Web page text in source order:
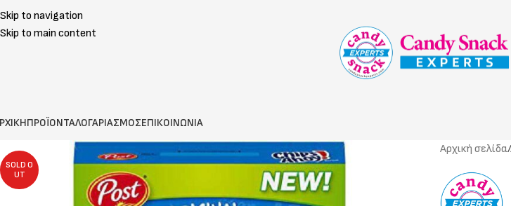
Skip to navigation
Skip to main content
ΠΡΟΪΟΝΤΑΛΟΓΑΡΙΑΣΜΟΣΕΠΙΚΟΙΝΩΝΙΑ
SOLD O
UT
Αρχική σελίδα/